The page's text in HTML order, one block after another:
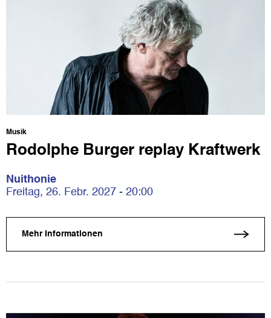
Musik
Rodolphe Burger replay Kraftwerk
Nuithonie
Freitag, 26. Febr. 2027 - 20:00
Mehr Informationen